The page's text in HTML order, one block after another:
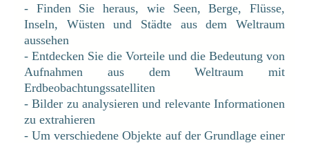
- Finden Sie heraus, wie Seen, Berge, Flüsse,
Inseln, Wüsten und Städte aus dem Weltraum
aussehen
- Entdecken Sie die Vorteile und die Bedeutung von
Aufnahmen aus dem Weltraum mit
Erdbeobachtungssatelliten
- Bilder zu analysieren und relevante Informationen
zu extrahieren
- Um verschiedene Objekte auf der Grundlage einer